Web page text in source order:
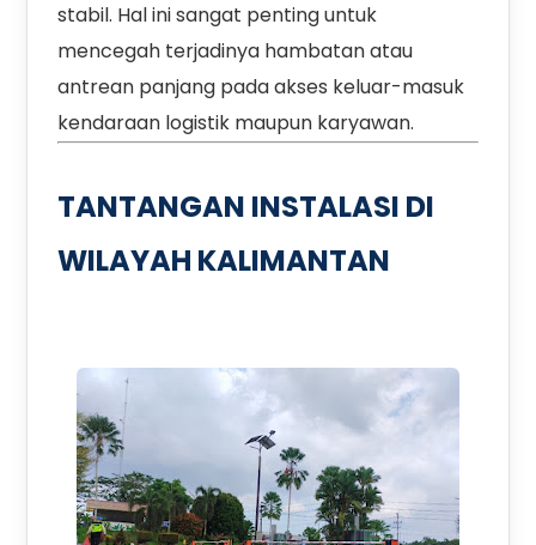
stabil. Hal ini sangat penting untuk
mencegah terjadinya hambatan atau
antrean panjang pada akses keluar-masuk
kendaraan logistik maupun karyawan.
TANTANGAN INSTALASI DI
WILAYAH KALIMANTAN